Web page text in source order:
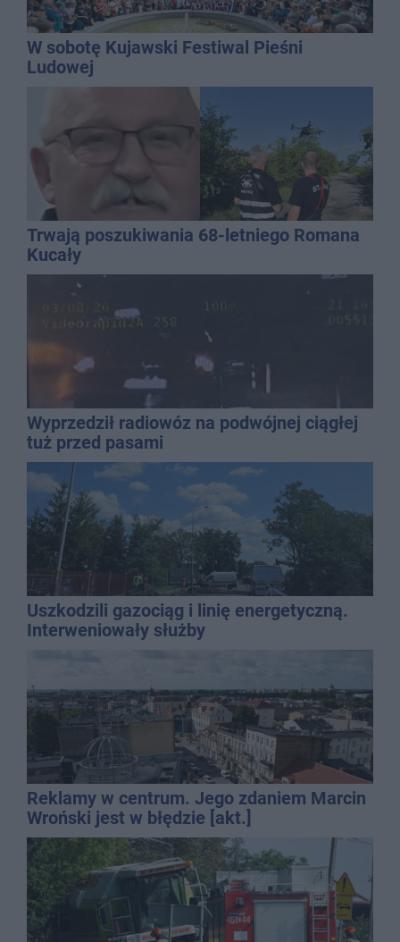
W sobotę Kujawski Festiwal Pieśni
Ludowej
Trwają poszukiwania 68-letniego Romana
Kucały
Wyprzedził radiowóz na podwójnej ciągłej
tuż przed pasami
Uszkodzili gazociąg i linię energetyczną.
Interweniowały służby
Reklamy w centrum. Jego zdaniem Marcin
Wroński jest w błędzie [akt.]